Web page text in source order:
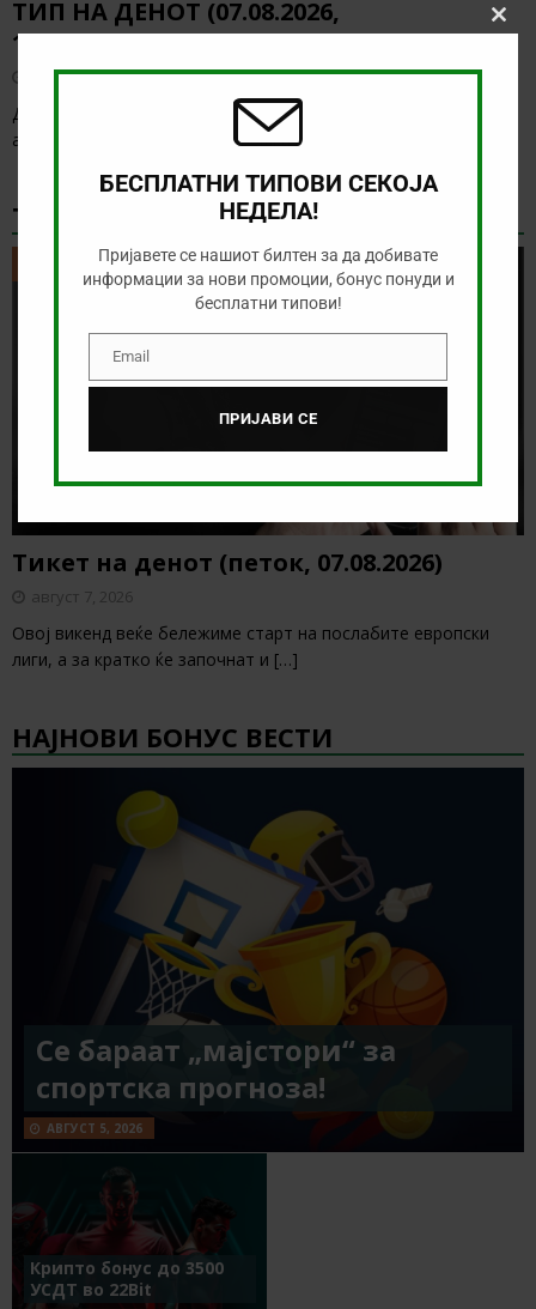
ТИП НА ДЕНОТ (07.08.2026,
19:00) САНДЕФЈОРД – КФУМ
август 7, 2026
Денес нема солидна понуда за обложување, а ние ќе го
анализираме дуелот од норвешката лига
ТИКЕТ НА ДЕНОТ
ТИКЕТ НА ДЕНОТ
Тикет на денот (петок, 07.08.2026)
август 7, 2026
Овој викенд веќе бележиме старт на послабите европски
лиги, а за кратко ќе започнат и […]
НАЈНОВИ БОНУС ВЕСТИ
Се бараат „мајстори“ за
спортска прогноза!
АВГУСТ 5, 2026
Крипто бонус до 3500
УСДТ во 22Bit
БЕСПЛАТНИ ТИПОВИ СЕКОЈА
НЕДЕЛА!
Пријавете се нашиот билтен за да добивате
информации за нови промоции, бонус понуди и
бесплатни типови!
EmailEmail
ПРИЈАВИ СЕ